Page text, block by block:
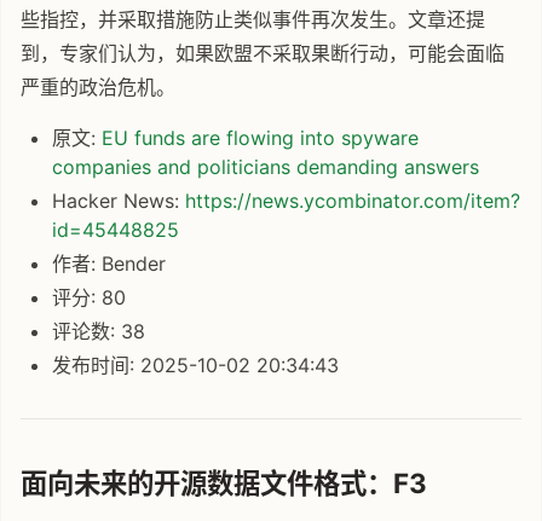
些指控，并采取措施防止类似事件再次发生。文章还提
到，专家们认为，如果欧盟不采取果断行动，可能会面临
严重的政治危机。
原文: EU funds are flowing into spyware
companies and politicians demanding answers
Hacker News: https://news.ycombinator.com/item?
id=45448825
作者: Bender
评分: 80
评论数: 38
发布时间: 2025-10-02 20:34:43
面向未来的开源数据文件格式：F3